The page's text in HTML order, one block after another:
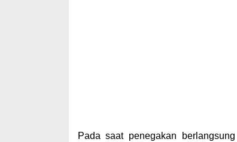
Pada saat penegakan